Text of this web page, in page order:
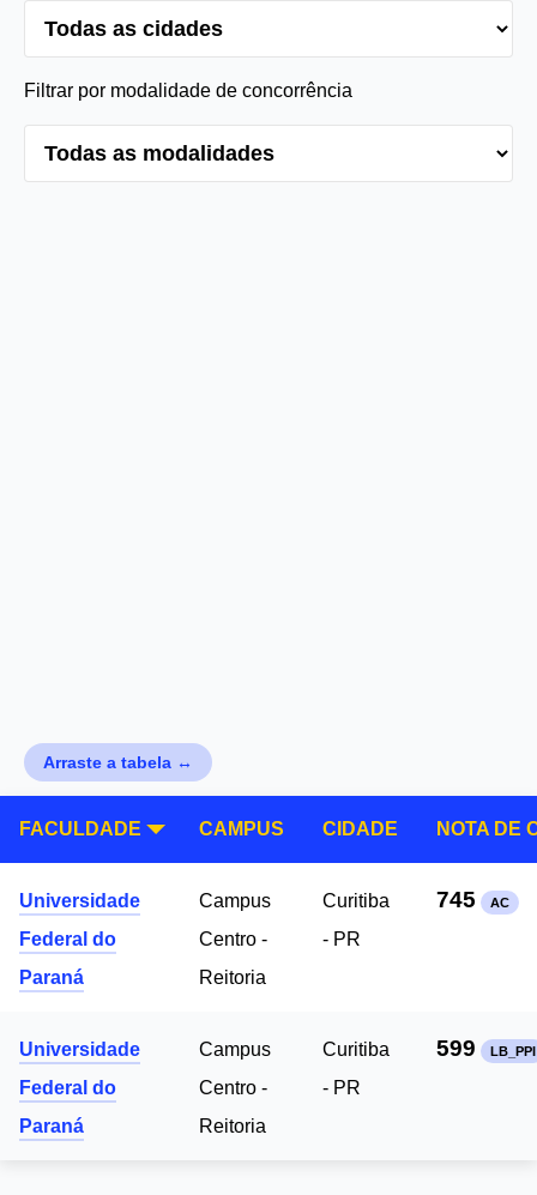
Filtrar por modalidade de concorrência
Arraste a tabela ↔
FACULDADE CAMPUS CIDADE NOTA DE
Universidade
Federal do
Paraná
Campus
Centro -
Reitoria
Curitiba
- PR
745 AC
Universidade
Federal do
Paraná
Campus
Centro -
Reitoria
Curitiba
- PR
599 LB_PPI